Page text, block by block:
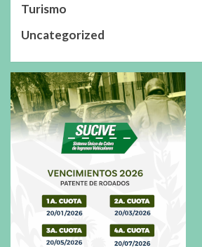
Turismo
Uncategorized